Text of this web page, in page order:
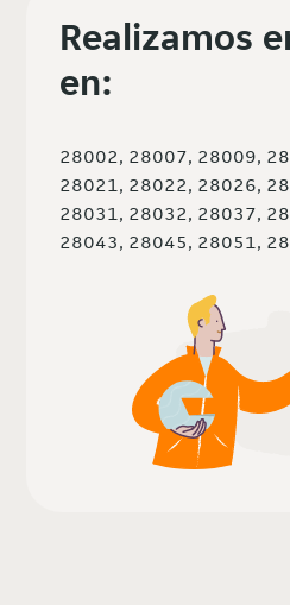
Realizamos
en:
28002, 28007, 28009,
28021, 28022, 28026,
28031, 28032, 28037,
28043, 28045, 28051,